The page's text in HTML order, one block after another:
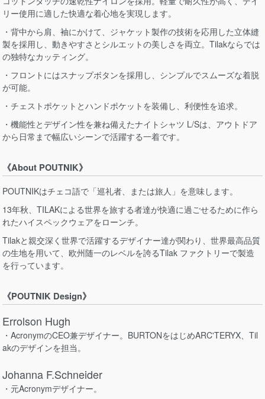
リー使用に適した快適な着心地を実現します。
・背中から肩、袖にかけて、ジャケット製作の技術を応用した立体縫
製を採用し、動きやすさとシルエットの美しさを両立。Tilakならでは
の独特なカッティング。
・フロントにはスナップボタンを採用し、シンプルでスムーズな着脱
が可能。
・チェストポケットとハンドポケットを装備し、利便性を追求。
・機能性とデザイン性を兼ね備えたナイトシャツ L/Sは、アウトドア
から日常まで幅広いシーンで活躍する一着です。
《About POUTNIK》
POUTNIKはチェコ語で「巡礼者、または旅人」を意味します。
13年秋、TILAKによる世界を旅する者達が快適に過ごせるために作ら
れたハイスペックウェアをローンチ。
Tilakと親交深く世界で活躍するデザイナー達が関わり、世界最高品質
の生地を用いて、欧州随一のレベルを誇るTilak ファクトリーで製造
を行っています。
《POUTNIK Design》
Errolson Hugh
・AcronymのCEO兼デザイナー。BURTONをはじめARC'TERYX、Til
akのデザインを担当。
Johanna F.Schneider
・元Acronymデザイナー。